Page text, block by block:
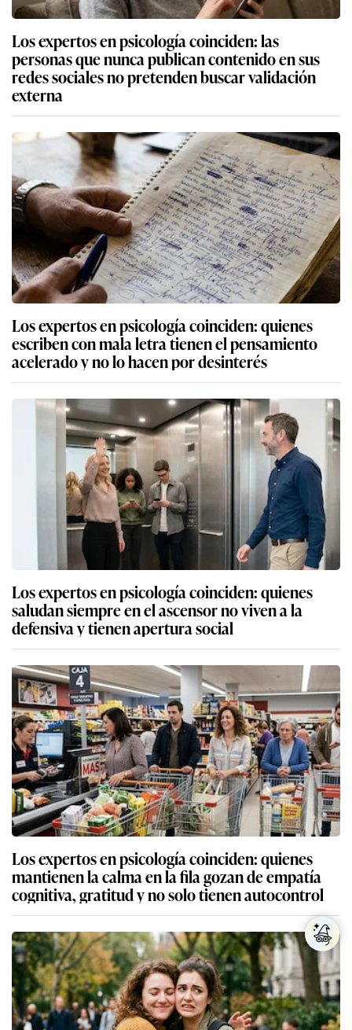
Los expertos en psicología coinciden: las
personas que nunca publican contenido en sus
redes sociales no pretenden buscar validación
externa
Los expertos en psicología coinciden: quienes
escriben con mala letra tienen el pensamiento
acelerado y no lo hacen por desinterés
Los expertos en psicología coinciden: quienes
saludan siempre en el ascensor no viven a la
defensiva y tienen apertura social
Los expertos en psicología coinciden: quienes
mantienen la calma en la fila gozan de empatía
cognitiva, gratitud y no solo tienen autocontrol